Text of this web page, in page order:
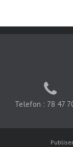
Telefon : 78 47